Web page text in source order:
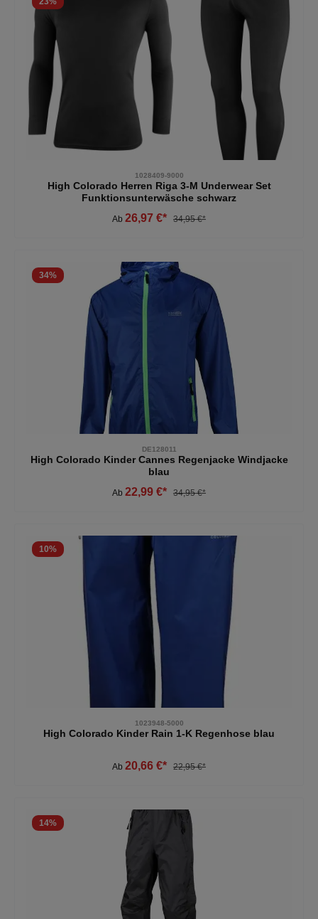
1028409-9000
High Colorado Herren Riga 3-M Underwear Set
Funktionsunterwäsche schwarz
Ab 26,97 €* 34,95 €*
34%
DE128011
High Colorado Kinder Cannes Regenjacke Windjacke
blau
Ab 22,99 €* 34,95 €*
10%
1023948-5000
High Colorado Kinder Rain 1-K Regenhose blau
Ab 20,66 €* 22,95 €*
14%